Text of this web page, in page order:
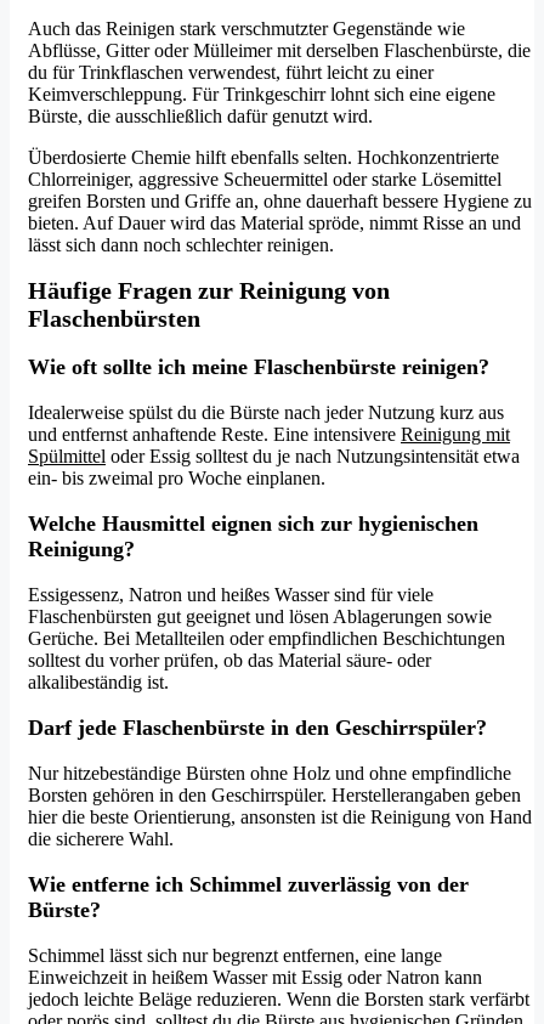
Auch das Reinigen stark verschmutzter Gegenstände wie
Abflüsse, Gitter oder Mülleimer mit derselben Flaschenbürste, die
du für Trinkflaschen verwendest, führt leicht zu einer
Keimverschleppung. Für Trinkgeschirr lohnt sich eine eigene
Bürste, die ausschließlich dafür genutzt wird.
Überdosierte Chemie hilft ebenfalls selten. Hochkonzentrierte
Chlorreiniger, aggressive Scheuermittel oder starke Lösemittel
greifen Borsten und Griffe an, ohne dauerhaft bessere Hygiene zu
bieten. Auf Dauer wird das Material spröde, nimmt Risse an und
lässt sich dann noch schlechter reinigen.
Häufige Fragen zur Reinigung von
Flaschenbürsten
Wie oft sollte ich meine Flaschenbürste reinigen?
Idealerweise spülst du die Bürste nach jeder Nutzung kurz aus
und entfernst anhaftende Reste. Eine intensivere Reinigung mit
Spülmittel oder Essig solltest du je nach Nutzungsintensität etwa
ein- bis zweimal pro Woche einplanen.
Welche Hausmittel eignen sich zur hygienischen
Reinigung?
Essigessenz, Natron und heißes Wasser sind für viele
Flaschenbürsten gut geeignet und lösen Ablagerungen sowie
Gerüche. Bei Metallteilen oder empfindlichen Beschichtungen
solltest du vorher prüfen, ob das Material säure- oder
alkalibeständig ist.
Darf jede Flaschenbürste in den Geschirrspüler?
Nur hitzebeständige Bürsten ohne Holz und ohne empfindliche
Borsten gehören in den Geschirrspüler. Herstellerangaben geben
hier die beste Orientierung, ansonsten ist die Reinigung von Hand
die sicherere Wahl.
Wie entferne ich Schimmel zuverlässig von der
Bürste?
Schimmel lässt sich nur begrenzt entfernen, eine lange
Einweichzeit in heißem Wasser mit Essig oder Natron kann
jedoch leichte Beläge reduzieren. Wenn die Borsten stark verfärbt